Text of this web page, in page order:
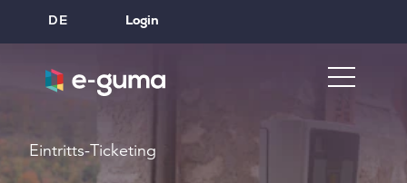
DE Login
Eintritts-Ticketing